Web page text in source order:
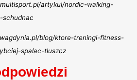
artykul/nordic-walking-
schudnac
blog/ktore-treningi-fitness-
spalac-tluszcz